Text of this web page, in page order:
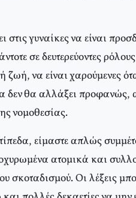
γυναίκες να είναι
σε δευτερεύοντες
ζωή, να είναι χαρούμενες
δεν θα αλλάξει προφανώς,
νομοθεσίας.
είμαστε απλώς
ατομικά και
σκοταδισμού. Οι λέξεις